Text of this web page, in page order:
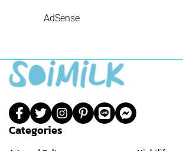
AdSense
Categories